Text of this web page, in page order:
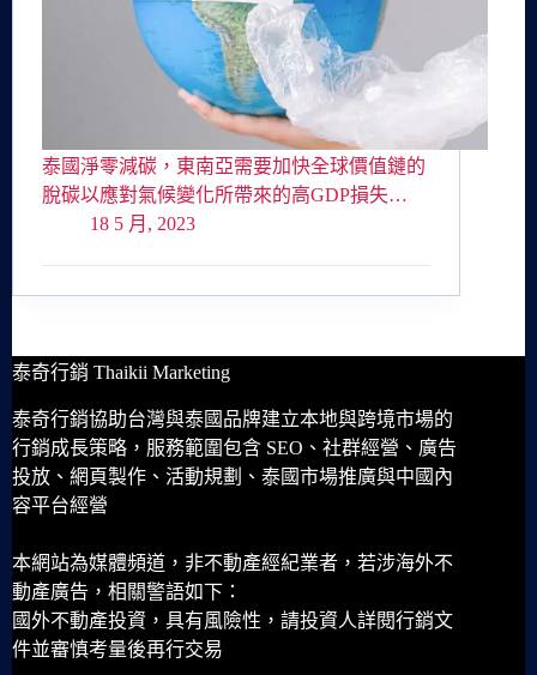
泰國淨零減碳，東南亞需要加快全球價值鏈的
脫碳以應對氣候變化所帶來的高GDP損失…
18 5 月, 2023
泰奇行銷 Thaikii Marketing
泰奇行銷協助台灣與泰國品牌建立本地與跨境市場的
行銷成長策略，服務範圍包含 SEO、社群經營、廣告
投放、網頁製作、活動規劃、泰國市場推廣與中國內
容平台經營
本網站為媒體頻道，非不動產經紀業者，若涉海外不
動產廣告，相關警語如下：
國外不動產投資，具有風險性，請投資人詳閱行銷文
件並審慎考量後再行交易